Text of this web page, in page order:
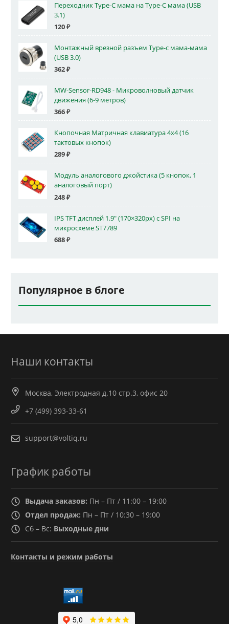
Переходник Type-C мама на Type-C мама (USB
3.1)
120₽
Монтажный врезной разъем Type-c мама-мама
(USB 3.0)
362₽
MW-Sensor-RD948 - Микроволновый датчик
движения (6-9 метров)
366₽
Кнопочная Матричная клавиатура 4x4 (16
тактовых кнопок)
289₽
Модуль аналогового джойстика (5 кнопок, 1
аналоговый порт)
248₽
IPS TFT дисплей 1.9" (170×320px) с SPI на
микросхеме ST7789
688₽
Популярное в блоге
Наши контакты
Москва, Электродная д.10 стр.3, офис 20
+7 (499) 393-33-61
support@voltiq.ru
График работы
Выдача заказов: Пн – Пт / 11:00 – 19:00
Отдел продаж: Пн – Пт / 10:30 – 19:00
Сб – Вс: Выходные дни
Контакты и режим работы